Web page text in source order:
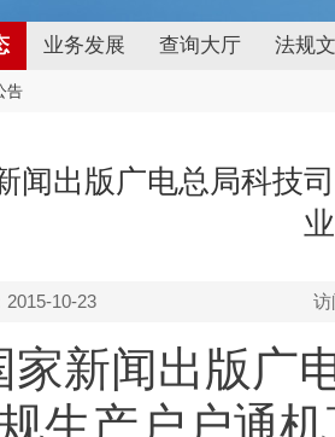
业务发展 查询大厅 法规
告
闻出版广电总局科技
10-23 访
家新闻出版广
规生产户户通